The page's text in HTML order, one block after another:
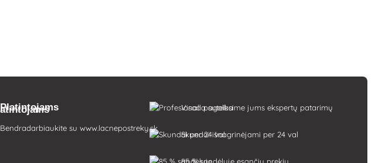
Platintojams
Bendradarbiaukite suwww.lacnepostreky.sk
Visada suteiksime jums ekspertų patarimų
Skundai išnagrinėjami per 24 val